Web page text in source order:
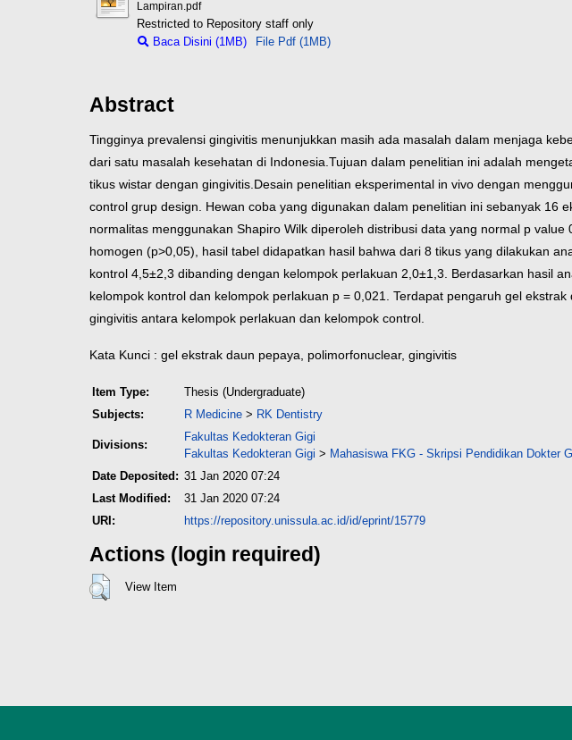
Lampiran.pdf
Restricted to Repository staff only
Baca Disini (1MB)
File Pdf (1MB)
Abstract
Tingginya prevalensi gingivitis menunjukkan masih ada masalah dalam menjaga
dari satu masalah kesehatan di Indonesia.Tujuan dalam penelitian ini adalah
tikus wistar dengan gingivitis. Desain penelitian eksperimental in vivo dengan
control grup design. Hewan coba yang digunakan dalam penelitian ini sebanyak 16
normalitas menggunakan Shapiro Wilk diperoleh distribusi data yang normal p
homogen (p>0,05), hasil tabel didapatkan hasil bahwa dari 8 tikus yang dilakukan
kontrol 4,5±2,3 dibanding dengan kelompok perlakuan 2,0±1,3. Berdasarkan hasil
kelompok kontrol dan kelompok perlakuan p = 0,021. Terdapat pengaruh gel
gingivitis antara kelompok perlakuan dan kelompok control.
Kata Kunci : gel ekstrak daun pepaya, polimorfonuclear, gingivitis
Item Type:
Thesis (Undergraduate)
Subjects:
R Medicine > RK Dentistry
Divisions:
Fakultas Kedokteran Gigi
Fakultas Kedokteran Gigi > Mahasiswa FKG - Skripsi Pendidikan Dokter
Date Deposited: 31 Jan 2020 07:24
Last Modified:
31 Jan 2020 07:24
URI:
https://repository.unissula.ac.id/id/eprint/15779
Actions (login required)
View Item